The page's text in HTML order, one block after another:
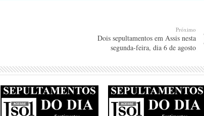
Próximo
Dois sepultamentos em Assis nesta
segunda-feira, dia 6 de agosto